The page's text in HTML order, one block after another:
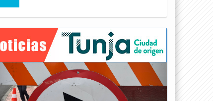
Previous Next